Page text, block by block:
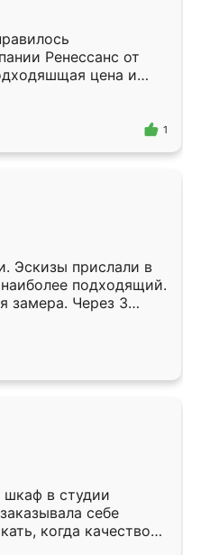
Ренессанс от
цена и
Приехавший
Владислав
самый
1
Эскизы прислали в
подходящий.
замера. Через 3
готова. Остались
Ренессанс
работу!
шкаф в студии
себе
когда качеством
кухня уже почти